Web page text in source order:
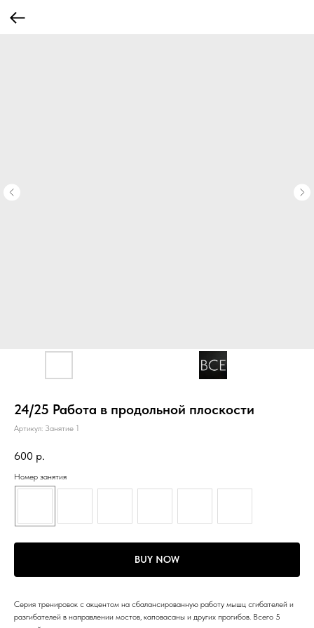
24/25 Работа в продольной плоскости
Артикул: Занятие 1
600 р.
Номер занятия
BUY NOW
Серия тренировок с акцентом на сбалансированную работу мышц сгибателей и
разгибателей в направлении мостов, каповасаны и других прогибов. Всего 5